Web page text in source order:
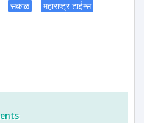
सकाळ
महाराष्ट्र टाईम्स
विमोचन समारंभ